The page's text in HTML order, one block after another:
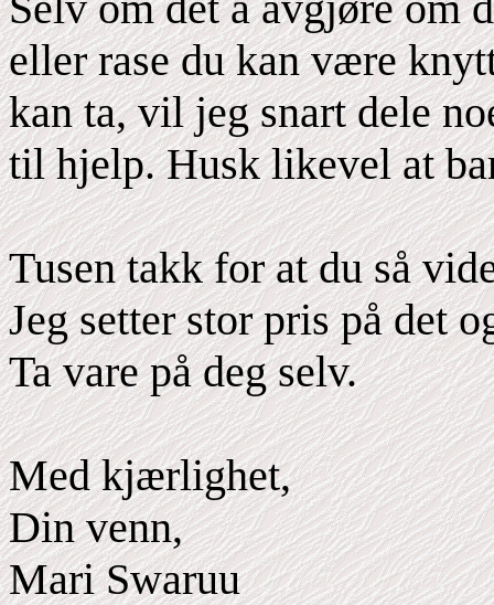
eller rase du kan være
kan ta, vil jeg snart dele
til hjelp. Husk likevel at
Tusen takk for at du så
Jeg setter stor pris på det
Ta vare på deg selv.
Med kjærlighet,
Din venn,
Mari Swaruu